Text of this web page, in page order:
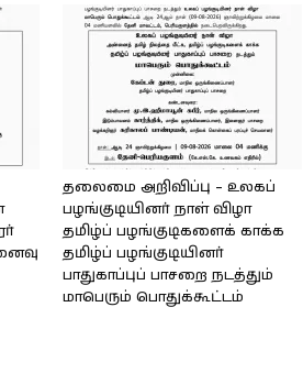
தலைமை அறிவிப்பு – உலகப்
பழங்குடியினர் நாள் விழா
தமிழ்ப் பழங்குடிகளைக் காக்க
தமிழ்ப் பழங்குடியினர்
பாதுகாப்புப் பாசறை நடத்தும்
மாபெரும் பொதுக்கூட்டம்